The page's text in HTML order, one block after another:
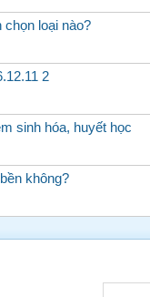
chọn loại nào?
2
sinh hóa, huyết học
không?